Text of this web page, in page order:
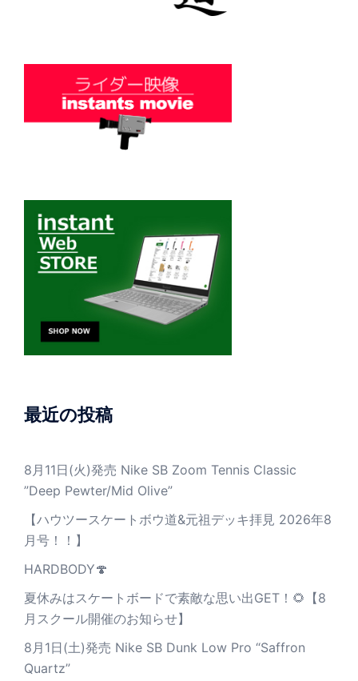
最近の投稿
8月11日(火)発売 Nike SB Zoom Tennis Classic
”Deep Pewter/Mid Olive”
【ハウツースケートボウ道&元祖デッキ拝見 2026年8
月号！！】
HARDBODY🍄
夏休みはスケートボードで素敵な思い出GET！🌻【8
月スクール開催のお知らせ】
8月1日(土)発売 Nike SB Dunk Low Pro “Saffron
Quartz”